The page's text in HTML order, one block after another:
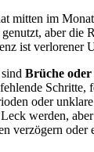
mitten im
aber die
ist verlorener
sind Brüche oder
Schritte,
oder
werden,
verzögern oder